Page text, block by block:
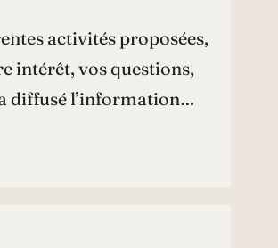
activités proposées,
intérêt, vos questions,
diffusé l’information…